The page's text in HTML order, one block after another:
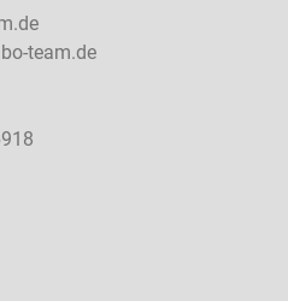
team.de